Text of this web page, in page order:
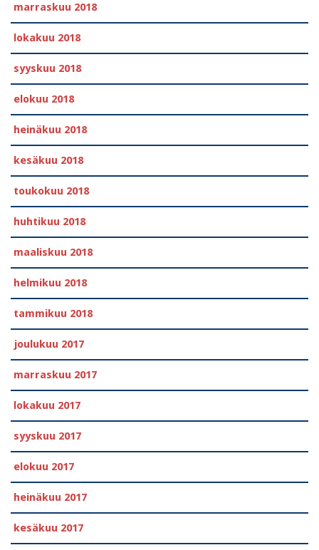
marraskuu 2018
lokakuu 2018
syyskuu 2018
elokuu 2018
heinäkuu 2018
kesäkuu 2018
toukokuu 2018
huhtikuu 2018
maaliskuu 2018
helmikuu 2018
tammikuu 2018
joulukuu 2017
marraskuu 2017
lokakuu 2017
syyskuu 2017
elokuu 2017
heinäkuu 2017
kesäkuu 2017